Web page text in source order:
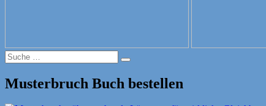
Suche
nach:
Suche
Musterbruch Buch bestellen